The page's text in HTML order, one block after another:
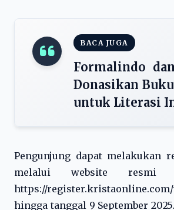
BACA JUGA
Formalindo
Donasikan
untuk Literasi
Pengunjung dapat melakukan
melalui website resmi
https://
hingga tanggal 9 September